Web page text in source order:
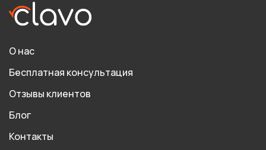
О нас
Бесплатная консультация
Отзывы клиентов
Блог
Контакты